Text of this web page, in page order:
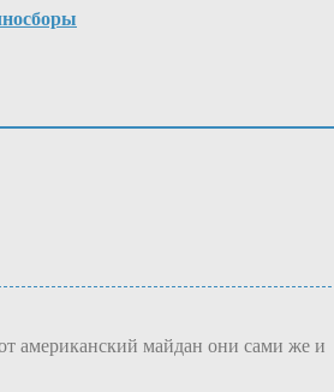
американский майдан они сами же и